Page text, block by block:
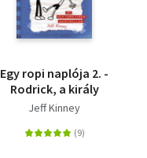
Egy ropi naplója 2. -
Rodrick, a király
Jeff Kinney